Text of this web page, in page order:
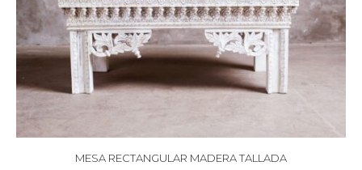
MESA RECTANGULAR MADERA TALLADA